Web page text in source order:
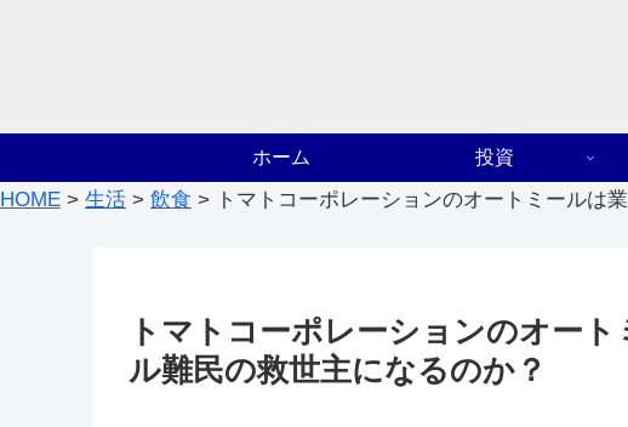
ホーム 投資
HOME > 生活 > 飲食 > トマトコーポレーションのオートミールは
トマトコーポレーションのオー
ル難民の救世主になるのか？